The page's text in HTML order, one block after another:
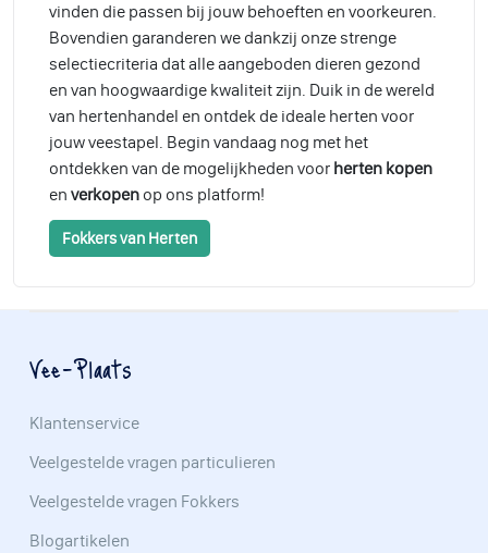
vinden die passen bij jouw behoeften en voorkeuren.
Bovendien garanderen we dankzij onze strenge
selectiecriteria dat alle aangeboden dieren gezond
en van hoogwaardige kwaliteit zijn. Duik in de wereld
van hertenhandel en ontdek de ideale herten voor
jouw veestapel. Begin vandaag nog met het
ontdekken van de mogelijkheden voor herten kopen
en verkopen op ons platform!
Fokkers van Herten
Vee-Plaats
Klantenservice
Veelgestelde vragen particulieren
Veelgestelde vragen Fokkers
Blogartikelen